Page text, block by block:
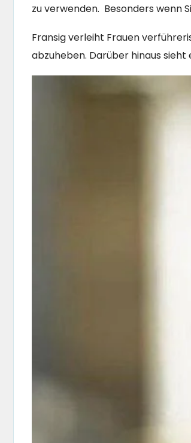
zu verwenden. Besonders wenn
Fransig verleiht Frauen
abzuheben. Darüber hinaus sieht